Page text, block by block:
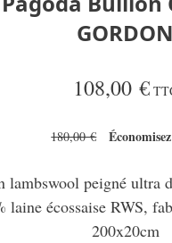
GORDON
108,00 €
180,00 €
lambswool peigné ultra
laine écossaise RWS,
200x20cm